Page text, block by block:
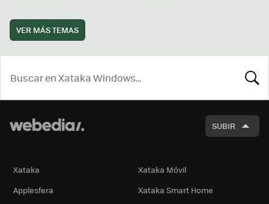
VER MÁS TEMAS
SUBIR
Xataka
Xataka Móvil
Applesfera
Xataka Smart Home